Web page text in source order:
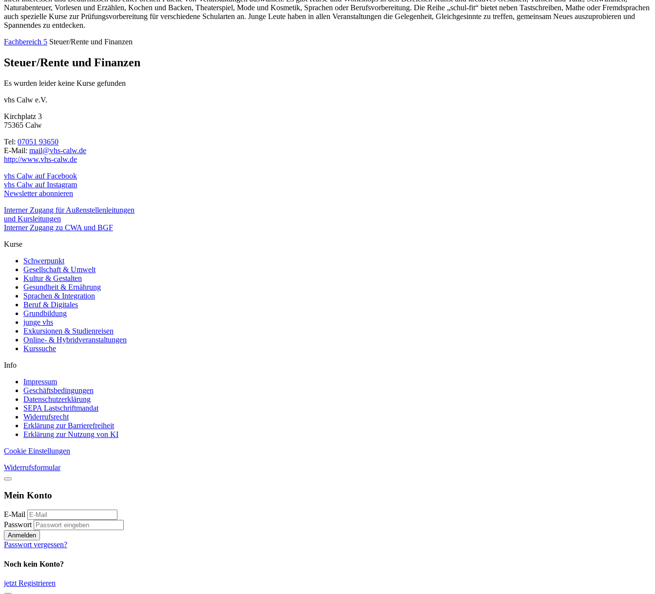
Naturabenteuer, Vorlesen und Erzählen, Kochen und Backen, Theaterspiel, Mode und Kosmetik, Sprachen oder Berufsvorbereitung. Die Reihe „schul-fit“ bietet neben Tastschreiben, Mathe oder Fremdsprachen
auch spezielle Kurse zur Prüfungsvorbereitung für verschiedene Schularten an. Junge Leute haben in allen Veranstaltungen die Gelegenheit, Gleichgesinnte zu treffen, gemeinsam Neues auszuprobieren und
Spannendes zu entdecken.
Fachbereich 5 Steuer/Rente und Finanzen
Steuer/Rente und Finanzen
Es wurden leider keine Kurse gefunden
vhs Calw e.V.
Kirchplatz 3
75365 Calw
Tel: 07051 93650
E-Mail: mail@vhs-calw.de
http://www.vhs-calw.de
vhs Calw auf Facebook
vhs Calw auf Instagram
Newsletter abonnieren
Interner Zugang für Außenstellenleitungen
und Kursleitungen
Interner Zugang zu CWA und BGF
Kurse
Schwerpunkt
Gesellschaft & Umwelt
Kultur & Gestalten
Gesundheit & Ernährung
Sprachen & Integration
Beruf & Digitales
Grundbildung
junge vhs
Exkursionen & Studienreisen
Online- & Hybridveranstaltungen
Kurssuche
Info
Impressum
Geschäftsbedingungen
Datenschutzerklärung
SEPA Lastschriftmandat
Widerrufsrecht
Erklärung zur Barrierefreiheit
Erklärung zur Nutzung von KI
Cookie Einstellungen
Widerrufsformular
Mein Konto
E-Mail
Passwort
Anmelden
Passwort vergessen?
Noch kein Konto?
jetzt Registrieren